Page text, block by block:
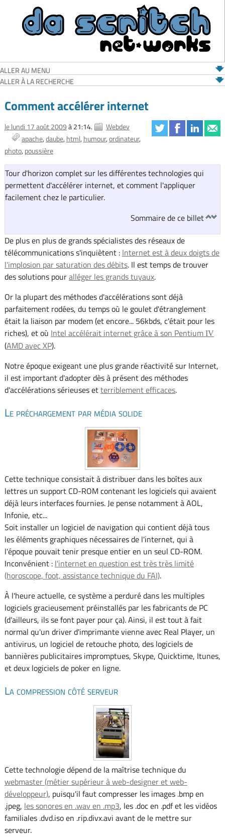
ALLER AU MENU
ALLER À LA RECHERCHE
Comment accélérer internet
le lundi 17 août 2009à 21:14.
Webdev
apache daube html humour ordinateur
photo poussière
Tour d'horizon complet sur les différentes technologies qui
permettent d'accélérer internet, et comment l'appliquer
facilement chez le particulier.
Sommaire de ce billet
De plus en plus de grands spécialistes des réseaux de
télécommunications s'inquiètent : Internet est à deux doigts de
l'implosion par saturation des débits. Il est temps de trouver
des solutions pouralléger les grands tuyaux.
Or la plupart des méthodes d'accélérations sont déjà
parfaitement rodées, du temps où le goulet d'étranglement
était la liaison par modem (et encore... 56kbds, c'était pour les
riches), et où Intel accélérait internet grâce à son Pentium IV
(AMD avec XP).
Notre époque exigeant une plus grande réactivité sur Internet,
il est important d'adopter dès à présent des méthodes
d'accélérations sérieuses etterriblement efficaces.
Le préchargement par média solide
Cette technique consistait à distribuer dans les boîtes aux
lettres un support CD-ROM contenant les logiciels qui avaient
déjà leurs interfaces fournies. Je pense notamment à AOL,
Infonie, etc...
Soit installer un logiciel de navigation qui contient déjà tous
les éléments graphiques nécessaires de l'internet, qui à
l'époque pouvait tenir presque entier en un seul CD-ROM.
Inconvénient : l'internet en question est très très limité
(horoscope, foot, assistance technique du FAI).
À l'heure actuelle, ce système a perduré dans les multiples
logiciels gracieusement préinstallés par les fabricants de PC
(d'ailleurs, ils se font payer pour ça). Ainsi, il est tout à fait
normal qu'un driver d'imprimante vienne avec Real Player, un
antivirus, un logiciel de retouche photo, des logiciels de
bannières publicitaires impromptues, Skype, Quicktime, Itunes,
et deux logiciels de poker en ligne.
La compression côté serveur
Cette technologie dépend de la maîtrise technique du
webmaster (métier supérieur à web-designer et web-
développeur), puisqu'il faut compresser les images .bmp en
.jpeg, les sonores en .wav en .mp3, les .doc en .pdf et les vidéos
familiales .dvd.iso en .rip.divx.avi avant de le mettre sur
serveur.